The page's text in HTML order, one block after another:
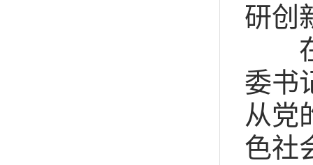
研创
在
委书
从党
色社